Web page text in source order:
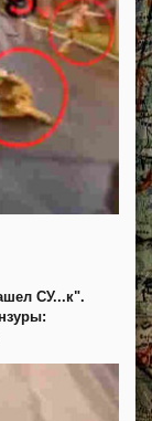
СУ...к".